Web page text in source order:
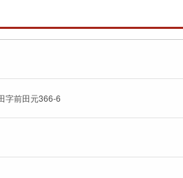
字前田元366-6